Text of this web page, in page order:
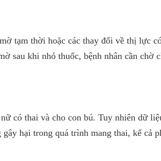
tạm thời hoặc các thay đổi về thị lực
sau khi nhỏ thuốc, bệnh nhân cần chờ
có thai và cho con bú. Tuy nhiên dữ
hại trong quá trình mang thai, kể cả